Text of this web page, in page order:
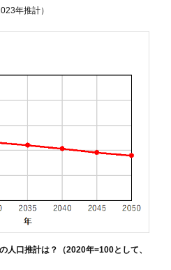
年推計）
人口推計は？（2020年=100として、